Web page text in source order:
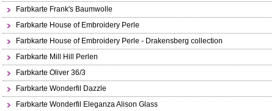
Farbkarte Frank's Baumwolle
Farbkarte House of Embroidery Perle
Farbkarte House of Embroidery Perle - Drakensberg collection
Farbkarte Mill Hill Perlen
Farbkarte Oliver 36/3
Farbkarte Wonderfil Dazzle
Farbkarte Wonderfil Eleganza Alison Glass